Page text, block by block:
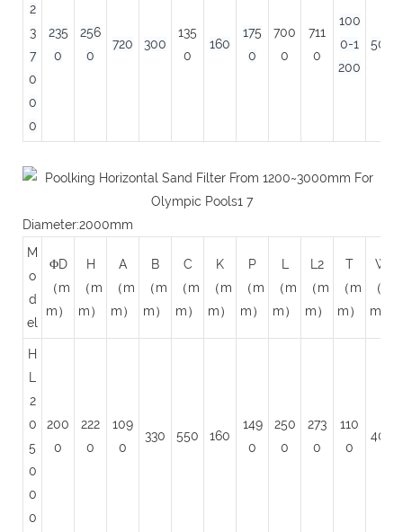
2
3
7
0
0
0
235
0
256
0
720 300
135
0
160
175
0
700
0
711
0
100
0-1
200
500
Diameter:2000mm
M
o
d
el
ΦD
（m
m）
H
（m
m）
A
（m
m）
B
（m
m）
C
（m
m）
K
（m
m）
P
（m
m）
（m
m）
L2
（m
m）
T
（m
m）
W
（m
m）
H
2
0
5
0
0
0
200
0
222
0
109
0
330 550 160
149
0
250
0
273
0
110
0
400